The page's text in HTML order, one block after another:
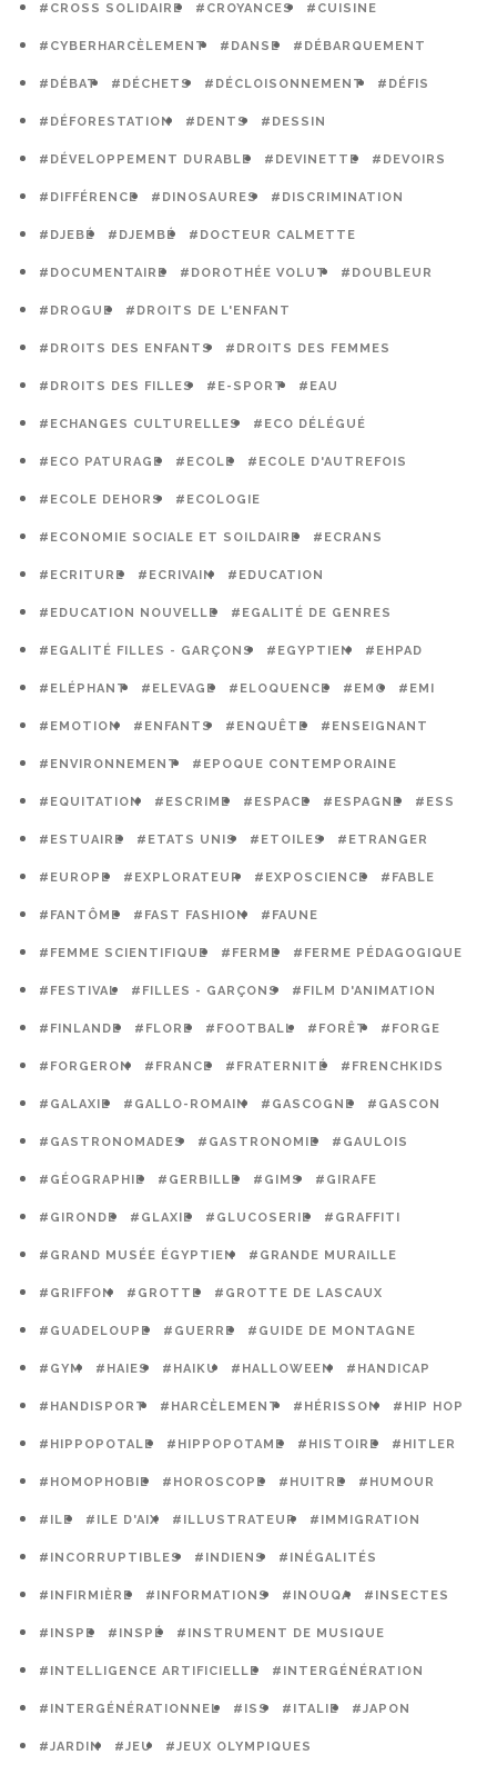
#CROSS SOLIDAIRE #CROYANCES #CUISINE
#CYBERHARCÈLEMENT #DANSE #DÉBARQUEMENT
#DÉBAT #DÉCHETS #DÉCLOISONNEMENT #DÉFIS
#DÉFORESTATION #DENTS #DESSIN
#DÉVELOPPEMENT DURABLE #DEVINETTE #DEVOIRS
#DIFFÉRENCE #DINOSAURES #DISCRIMINATION
#DJEBÉ #DJEMBÉ #DOCTEUR CALMETTE
#DOCUMENTAIRE #DOROTHÉE VOLUT #DOUBLEUR
#DROGUE #DROITS DE L'ENFANT
#DROITS DES ENFANTS #DROITS DES FEMMES
#DROITS DES FILLES #E-SPORT #EAU
#ECHANGES CULTURELLES #ECO DÉLÉGUÉ
#ECO PATURAGE #ECOLE #ECOLE D'AUTREFOIS
#ECOLE DEHORS #ECOLOGIE
#ECONOMIE SOCIALE ET SOILDAIRE #ECRANS
#ECRITURE #ECRIVAIN #EDUCATION
#EDUCATION NOUVELLE #EGALITÉ DE GENRES
#EGALITÉ FILLES - GARÇONS #EGYPTIEN #EHPAD
#ELÉPHANT #ELEVAGE #ELOQUENCE #EMC #EMI
#EMOTION #ENFANTS #ENQUÊTE #ENSEIGNANT
#ENVIRONNEMENT #EPOQUE CONTEMPORAINE
#EQUITATION #ESCRIME #ESPACE #ESPAGNE #ESS
#ESTUAIRE #ETATS UNIS #ETOILES #ETRANGER
#EUROPE #EXPLORATEUR #EXPOSCIENCE #FABLE
#FANTÔME #FAST FASHION #FAUNE
#FEMME SCIENTIFIQUE #FERME #FERME PÉDAGOGIQUE
#FESTIVAL #FILLES - GARÇONS #FILM D'ANIMATION
#FINLANDE #FLORE #FOOTBALL #FORÊT #FORGE
#FORGERON #FRANCE #FRATERNITÉ #FRENCHKIDS
#GALAXIE #GALLO-ROMAIN #GASCOGNE #GASCON
#GASTRONOMADES #GASTRONOMIE #GAULOIS
#GÉOGRAPHIE #GERBILLE #GIMS #GIRAFE
#GIRONDE #GLAXIE #GLUCOSERIE #GRAFFITI
#GRAND MUSÉE ÉGYPTIEN #GRANDE MURAILLE
#GRIFFON #GROTTE #GROTTE DE LASCAUX
#GUADELOUPE #GUERRE #GUIDE DE MONTAGNE
#GYM #HAIES #HAIKU #HALLOWEEN #HANDICAP
#HANDISPORT #HARCÈLEMENT #HÉRISSON #HIP HOP
#HIPPOPOTALE #HIPPOPOTAME #HISTOIRE #HITLER
#HOMOPHOBIE #HOROSCOPE #HUITRE #HUMOUR
#ILE #ILE D'AIX #ILLUSTRATEUR #IMMIGRATION
#INCORRUPTIBLES #INDIENS #INÉGALITÉS
#INFIRMIÈRE #INFORMATIONS #INOUQA #INSECTES
#INSPE #INSPÉ #INSTRUMENT DE MUSIQUE
#INTELLIGENCE ARTIFICIELLE #INTERGÉNÉRATION
#INTERGÉNÉRATIONNEL #ISS #ITALIE #JAPON
#JARDIN #JEU #JEUX OLYMPIQUES